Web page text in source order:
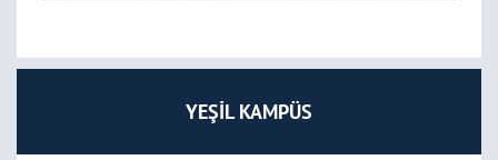
YEŞİL KAMPÜS